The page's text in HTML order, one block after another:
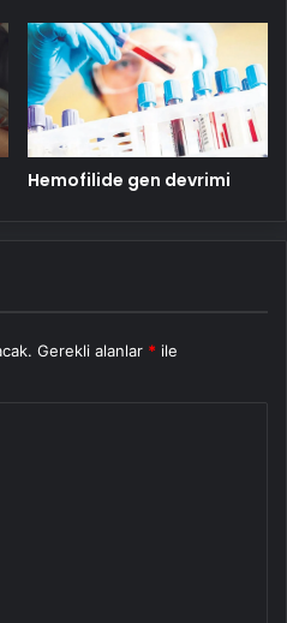
Hemofilide gen devrimi
Gerekli alanlar * ile